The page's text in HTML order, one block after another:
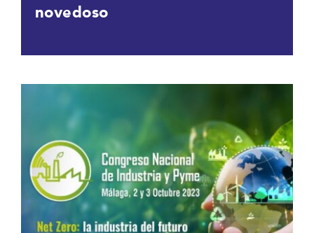
novedoso